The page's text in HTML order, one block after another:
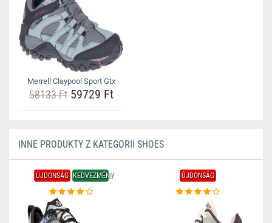
Merrell Claypool Sport Gtx
58133 Ft59729 Ft
INNE PRODUKTY Z KATEGORII SHOES
ÚJDONSÁG KEDVEZMÉNY ÚJDONSÁG